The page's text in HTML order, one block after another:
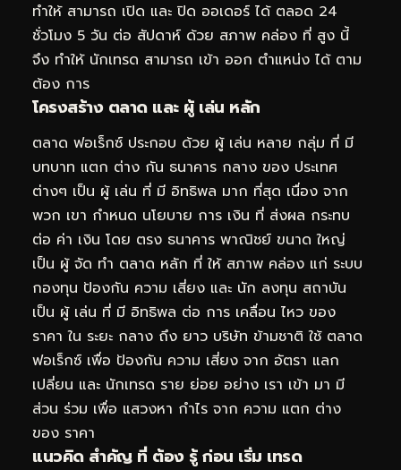
ทำให้ สามารถ เปิด และ ปิด ออเดอร์ ได้ ตลอด 24
ชั่วโมง 5 วัน ต่อ สัปดาห์ ด้วย สภาพ คล่อง ที่ สูง นี้
จึง ทำให้ นักเทรด สามารถ เข้า ออก ตำแหน่ง ได้ ตาม
ต้อง การ
โครงสร้าง ตลาด และ ผู้ เล่น หลัก
ตลาด ฟอเร็กซ์ ประกอบ ด้วย ผู้ เล่น หลาย กลุ่ม ที่ มี
บทบาท แตก ต่าง กัน ธนาคาร กลาง ของ ประเทศ
ต่างๆ เป็น ผู้ เล่น ที่ มี อิทธิพล มาก ที่สุด เนื่อง จาก
พวก เขา กำหนด นโยบาย การ เงิน ที่ ส่งผล กระทบ
ต่อ ค่า เงิน โดย ตรง ธนาคาร พาณิชย์ ขนาด ใหญ่
เป็น ผู้ จัด ทำ ตลาด หลัก ที่ ให้ สภาพ คล่อง แก่ ระบบ
กองทุน ป้องกัน ความ เสี่ยง และ นัก ลงทุน สถาบัน
เป็น ผู้ เล่น ที่ มี อิทธิพล ต่อ การ เคลื่อน ไหว ของ
ราคา ใน ระยะ กลาง ถึง ยาว บริษัท ข้ามชาติ ใช้ ตลาด
ฟอเร็กซ์ เพื่อ ป้องกัน ความ เสี่ยง จาก อัตรา แลก
เปลี่ยน และ นักเทรด ราย ย่อย อย่าง เรา เข้า มา มี
ส่วน ร่วม เพื่อ แสวงหา กำไร จาก ความ แตก ต่าง
ของ ราคา
แนวคิด สำคัญ ที่ ต้อง รู้ ก่อน เริ่ม เทรด